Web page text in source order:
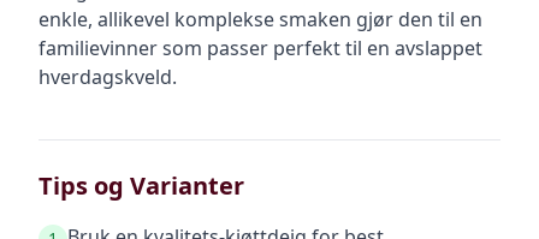
enkle, allikevel komplekse smaken gjør den til en
familievinner som passer perfekt til en avslappet
hverdagskveld.
Tips og Varianter